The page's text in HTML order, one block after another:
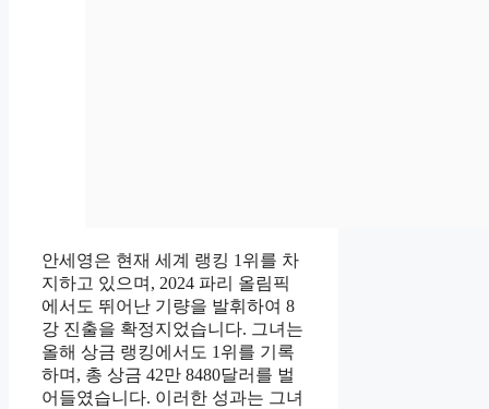
안세영은 현재 세계 랭킹 1위를 차
지하고 있으며, 2024 파리 올림픽
에서도 뛰어난 기량을 발휘하여 8
강 진출을 확정지었습니다. 그녀는
올해 상금 랭킹에서도 1위를 기록
하며, 총 상금 42만 8480달러를 벌
어들였습니다. 이러한 성과는 그녀